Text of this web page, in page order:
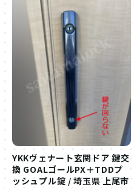
YKKヴェナート玄関ドア 鍵交
換 GOALゴールPX＋TDDプ
ッシュプル錠 / 埼玉県 上尾市